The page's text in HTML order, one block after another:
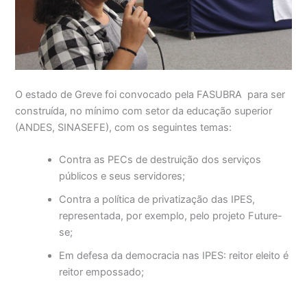
O estado de Greve foi convocado pela FASUBRA para ser
construída, no mínimo com setor da educação superior
(ANDES, SINASEFE), com os seguintes temas:
Contra as PECs de destruição dos serviços
públicos e seus servidores;
Contra a política de privatização das IPES,
representada, por exemplo, pelo projeto Future-
se;
Em defesa da democracia nas IPES: reitor eleito é
reitor empossado;